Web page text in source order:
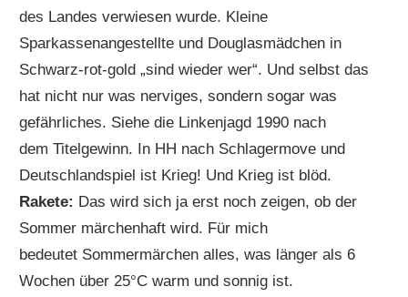
des Landes verwiesen wurde. Kleine
Sparkassenangestellte und Douglasmädchen in
Schwarz-rot-gold „sind wieder wer“. Und selbst das
hat nicht nur was nerviges, sondern sogar was
gefährliches. Siehe die Linkenjagd 1990 nach
dem Titelgewinn. In HH nach Schlagermove und
Deutschlandspiel ist Krieg! Und Krieg ist blöd.
Rakete: Das wird sich ja erst noch zeigen, ob der
Sommer märchenhaft wird. Für mich
bedeutet Sommermärchen alles, was länger als 6
Wochen über 25°C warm und sonnig ist.